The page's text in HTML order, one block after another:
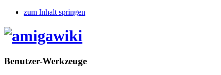
zum Inhalt springen
Benutzer-Werkzeuge